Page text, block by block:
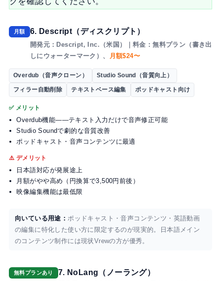
月額 6. Descript（ディスクリプト）
開発元：Descript, Inc.（米国）｜料金：無料プラン（書き出
しにウォーターマーク）、
月額$24〜
Overdub（音声クローン） Studio Sound（音質向上）
フィラー自動削除 テキストベース編集 ポッドキャスト向け
✅ メリット
Overdub機能——テキスト入力だけで音声修正可能
Studio Soundで劇的な音質改善
ポッドキャスト・音声コンテンツに最適
⚠️ デメリット
日本語対応が発展途上
月額がやや高め（円換算で3,500円前後）
映像編集機能は最低限
向いている用途：ポッドキャスト・音声コンテンツ・英語動画
の編集に特化した使い方に限定するのが現実的。日本語メイン
のコンテンツ制作には現状Vrewの方が優秀。
無料プランあり 7. NoLang（ノーラング）